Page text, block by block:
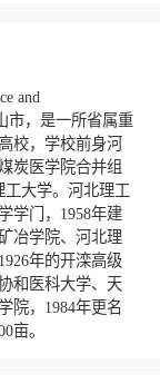
要研究食品科?
and
市，是一所省属重
校，学校前身河
炭医学院合并组
工大学。河北理工
学门，1958年建
冶学院、河北理
年的开滦高级
和医科大学、天
院，1984年更名
亩。